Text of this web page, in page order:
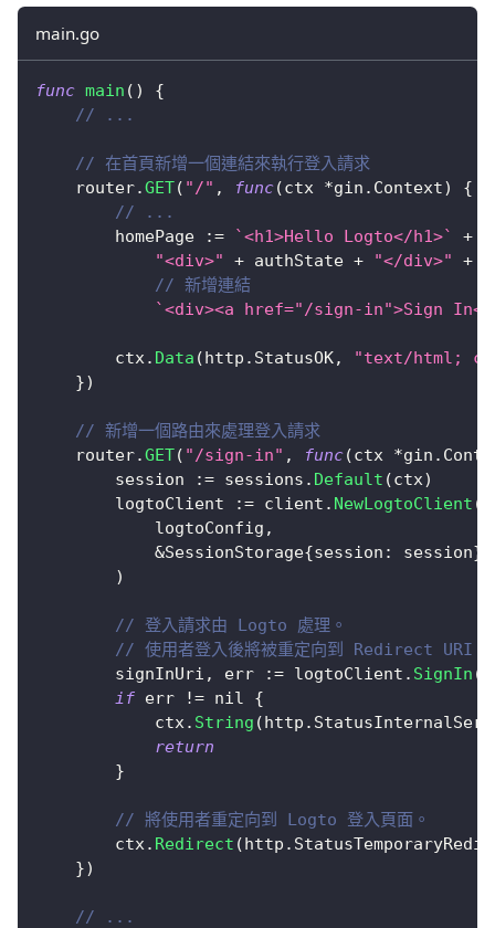
main.go
func main ( )
{
// ...
// 在首頁新增一個連結來執行登入請求
	router
.GET( "/" , func(ctx *gin . Context)
{
// ...
		homePage
:= `<h1>Hello Logto</h1>`
+
"<div>"
+ authState + "</div>"
+
// 新增連結
`<div><a href="/sign-in">Sign In</
		ctx
. Data (http . StatusOK,
"text/html;
})
// 新增一個路由來處理登入請求
	router
.GET( "/sign-in" , func(ctx *gin .
		session
:= sessions . Default (ctx)
		logtoClient
:= client . NewLogtoClient (
			logtoConfig
,
&SessionStorage{session : session}
)
// 登入請求由 Logto 處理。
// 使用者登入後將被重定向到 Redirect URI。
		signInUri
, err := logtoClient . SignIn (
if err != nil
{
			ctx
. String (http .
return
}
// 將使用者重定向到 Logto 登入頁面。
		ctx
. Redirect (http .
})
// ...